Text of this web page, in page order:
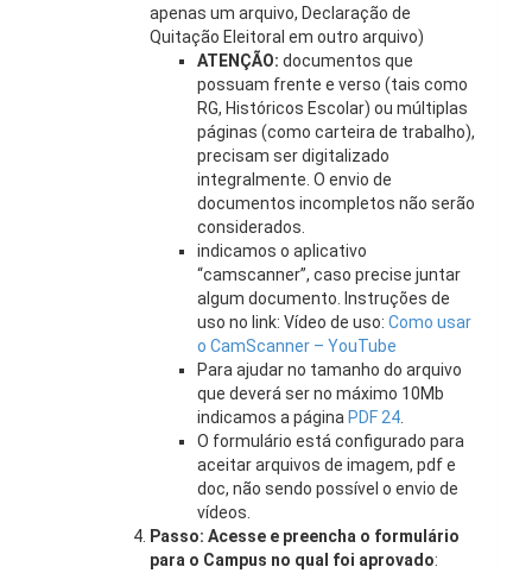
apenas um arquivo, Declaração de
Quitação Eleitoral em outro arquivo)
ATENÇÃO: documentos que
possuam frente e verso (tais como
RG, Históricos Escolar) ou múltiplas
páginas (como carteira de trabalho),
precisam ser digitalizado
integralmente. O envio de
documentos incompletos não serão
considerados.
indicamos o aplicativo
“camscanner”, caso precise juntar
algum documento. Instruções de
uso no link: Vídeo de uso: Como usar
o CamScanner – YouTube
Para ajudar no tamanho do arquivo
que deverá ser no máximo 10Mb
indicamos a página PDF 24
O formulário está configurado para
aceitar arquivos de imagem, pdf e
doc, não sendo possível o envio de
vídeos.
Passo: Acesse e preencha o formulário
para o Campus no qual foi aprovado: